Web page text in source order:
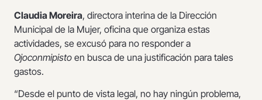
Claudia Moreira, directora interina de la Dirección
Municipal de la Mujer, oficina que organiza estas
actividades, se excusó para no responder a
Ojoconmipisto en busca de una justificación para tales
gastos.
“Desde el punto de vista legal, no hay ningún problema,